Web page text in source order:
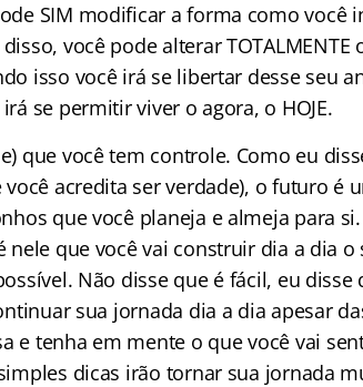
SIM modificar a forma como você
você pode alterar
isso você irá se libertar desse seu
se permitir viver o agora, o HOJE.
que você tem controle. Como eu
você acredita ser verdade), o futuro é
que você planeja e almeja para si.
nele que você vai construir dia a dia
Não disse que é fácil, eu
sua jornada dia a dia apesar
e tenha em mente o que você vai
dicas irão tornar sua jornada